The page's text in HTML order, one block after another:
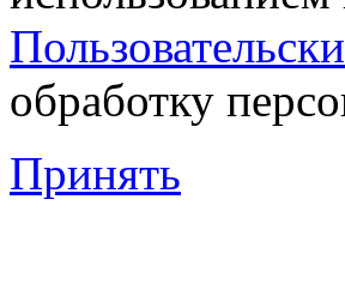
обработку
Принять